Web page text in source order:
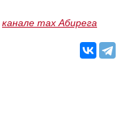
канале max Абирега